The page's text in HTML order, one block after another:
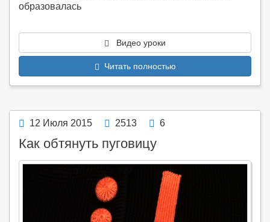
образовалась
Видео уроки
Читать полностью
12 Июля 2015 2513 6
Как обтянуть пуговицу